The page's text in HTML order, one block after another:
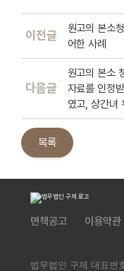
이전글
원고의 본소
어한 사례
다음글
원고의 본소
자료를 인정
였고, 상간녀
목록
면책공고 이용약관
법무법인 구제 대표변